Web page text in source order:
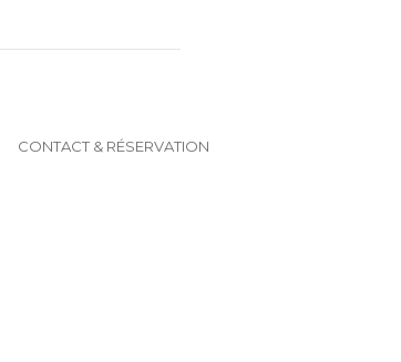
CONTACT & RÉSERVATION